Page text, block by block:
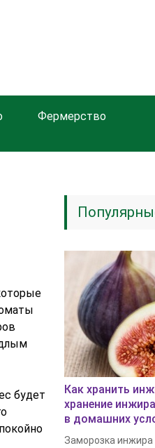
Фермерство
будет
Как хранить
хранение
в домашних
Заморозка